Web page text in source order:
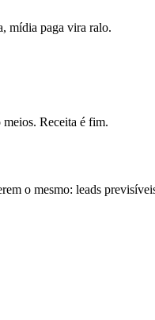
mídia paga vira ralo.
Receita é fim.
o mesmo: leads